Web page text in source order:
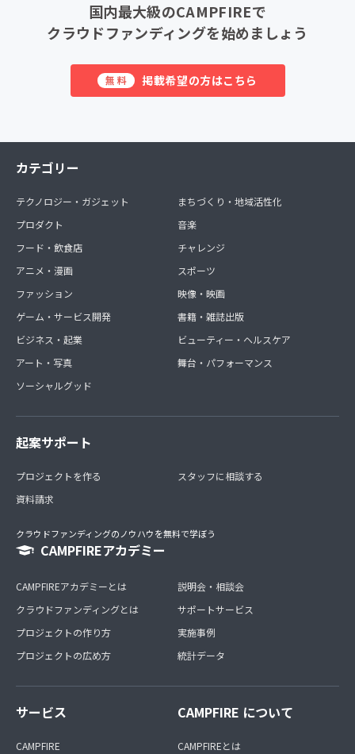
国内最大級のCAMPFIREで
クラウドファンディングを始めましょう
無料 掲載希望の方はこちら
カテゴリー
テクノロジー・ガジェット
プロダクト
フード・飲食店
アニメ・漫画
ファッション
ゲーム・サービス開発
ビジネス・起業
アート・写真
ソーシャルグッド
まちづくり・地域活性化
音楽
チャレンジ
スポーツ
映像・映画
書籍・雑誌出版
ビューティー・ヘルスケア
舞台・パフォーマンス
起案サポート
プロジェクトを作る
資料請求
スタッフに相談する
クラウドファンディングのノウハウを無料で学ぼう
CAMPFIREアカデミー
CAMPFIREアカデミーとは
クラウドファンディングとは
プロジェクトの作り方
プロジェクトの広め方
説明会・相談会
サポートサービス
実施事例
統計データ
サービス
CAMPFIRE
CAMPFIRE について
CAMPFIREとは